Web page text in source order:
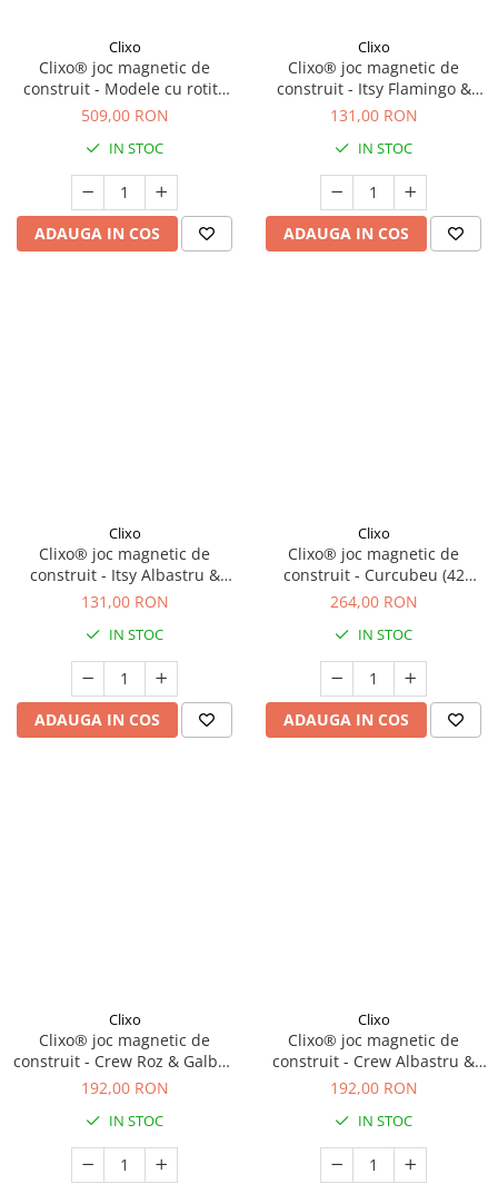
Clixo
Clixo® joc magnetic de
construit - Modele cu rotite
(72 piese)
509,00 RON
IN STOC
ADAUGA IN COS
Clixo
Clixo® joc magnetic de
construit - Itsy Flamingo &
Turcoaz (18 piese)
131,00 RON
IN STOC
ADAUGA IN COS
Clixo
Clixo® joc magnetic de
construit - Itsy Albastru &
Verde (18 piese)
131,00 RON
IN STOC
ADAUGA IN COS
Clixo
Clixo® joc magnetic de
construit - Curcubeu (42
piese)
264,00 RON
IN STOC
ADAUGA IN COS
Clixo
Clixo® joc magnetic de
construit - Crew Roz & Galben
(30 piese)
192,00 RON
IN STOC
Clixo
Clixo® joc magnetic de
construit - Crew Albastru &
Verde (30 piese)
192,00 RON
IN STOC